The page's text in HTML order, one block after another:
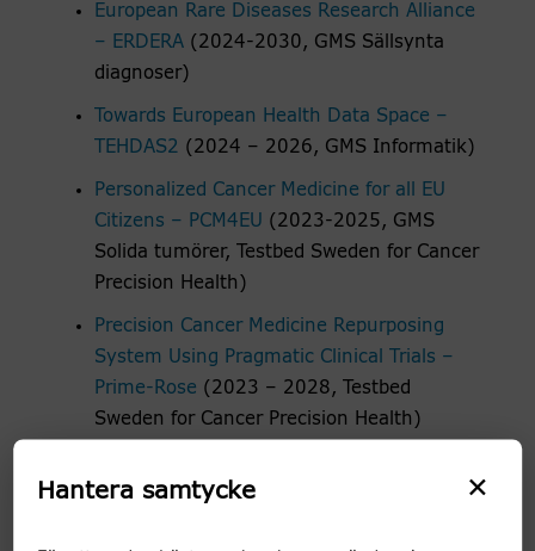
European Rare Diseases Research Alliance
– ERDERA(2024-2030, GMS Sällsynta
diagnoser)
Towards European Health Data Space –
TEHDAS2 (2024 – 2026, GMS Informatik)
Personalized Cancer Medicine for all EU
Citizens – PCM4EU (2023-2025, GMS
Solida tumörer, Testbed Sweden for Cancer
Precision Health)
Precision Cancer Medicine Repurposing
System Using Pragmatic Clinical Trials –
Prime-Rose (2023 – 2028, Testbed
Sweden for Cancer Precision Health)
databrygga för att främja
×
Hantera samtycke